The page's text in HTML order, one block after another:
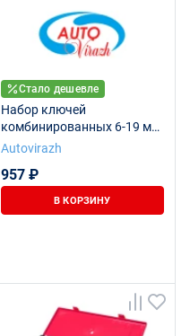
Стало дешевле
Набор ключей
комбинированных 6-19 мм,
10 предметов AV-212010
Autovirazh
957 ₽
В КОРЗИНУ